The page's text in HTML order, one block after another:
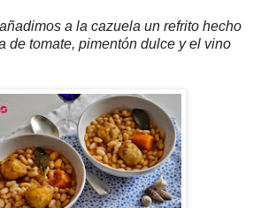
a la cazuela un refrito hecho
de tomate, pimentón dulce y el vino